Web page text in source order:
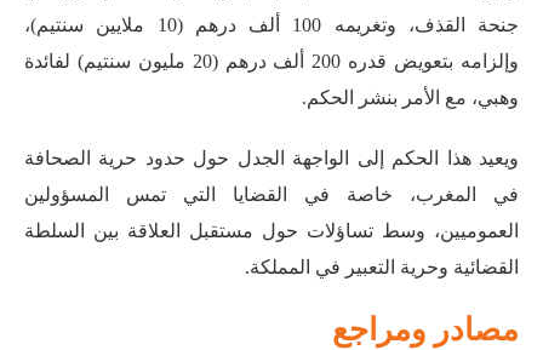
جنحة القذف، وتغريمه 100 ألف درهم (10 ملايين سنتيم)،
وإلزامه بتعويض قدره 200 ألف درهم (20 مليون سنتيم) لفائدة
وهبي، مع الأمر بنشر الحكم.
ويعيد هذا الحكم إلى الواجهة الجدل حول حدود حرية الصحافة
في المغرب، خاصة في القضايا التي تمس المسؤولين
العموميين، وسط تساؤلات حول مستقبل العلاقة بين السلطة
القضائية وحرية التعبير في المملكة.
مصادر ومراجع